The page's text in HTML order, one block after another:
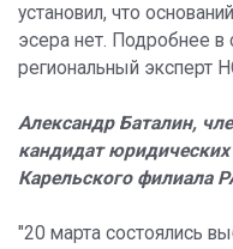
установил, что
эсера нет. Подробнее в
региональный эксперт
Александр Баталин,
кандидат
Карельского филиала
"20 марта состоялись